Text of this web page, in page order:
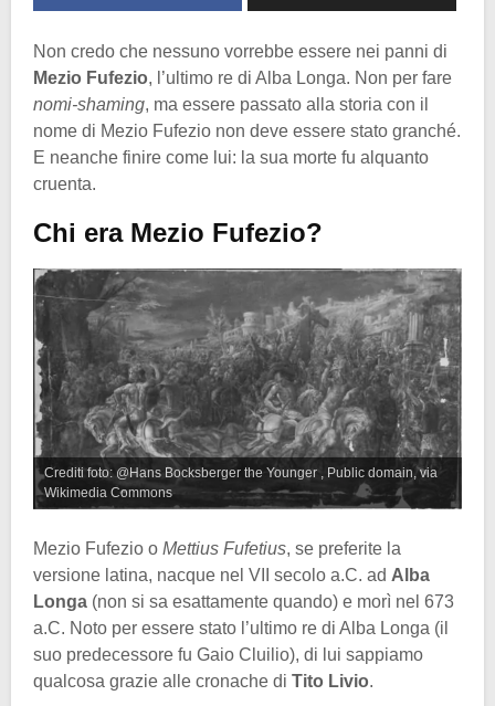
Non credo che nessuno vorrebbe essere nei panni di
Mezio Fufezio, l’ultimo re di Alba Longa. Non per fare
nomi-shaming, ma essere passato alla storia con il
nome di Mezio Fufezio non deve essere stato granché.
E neanche finire come lui: la sua morte fu alquanto
cruenta.
Chi era Mezio Fufezio?
Crediti foto: @Hans Bocksberger the Younger , Public domain, via
Wikimedia Commons
Mezio Fufezio o Mettius Fufetius, se preferite la
versione latina, nacque nel VII secolo a.C. ad Alba
Longa (non si sa esattamente quando) e morì nel 673
a.C. Noto per essere stato l’ultimo re di Alba Longa (il
suo predecessore fu Gaio Cluilio), di lui sappiamo
qualcosa grazie alle cronache di Tito Livio.